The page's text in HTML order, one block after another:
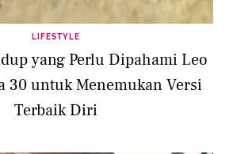
LIFESTYLE
yang Perlu Dipahami Leo
30 untuk Menemukan Versi
Terbaik Diri